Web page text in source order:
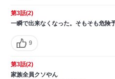
第3話(2)
一瞬で出来なくなった。そもそも危険
9
第3話(2)
家族全員クソやん